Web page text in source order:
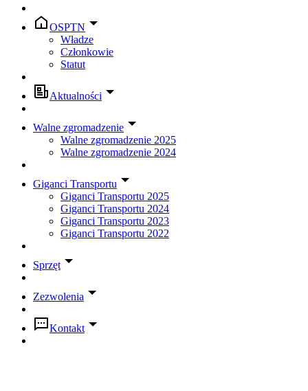
OSPTN
Władze
Członkowie
Statut
Aktualności
Walne zgromadzenie
Walne zgromadzenie 2025
Walne zgromadzenie 2024
Giganci Transportu
Giganci Transportu 2025
Giganci Transportu 2024
Giganci Transportu 2023
Giganci Transportu 2022
Sprzęt
Zezwolenia
Kontakt